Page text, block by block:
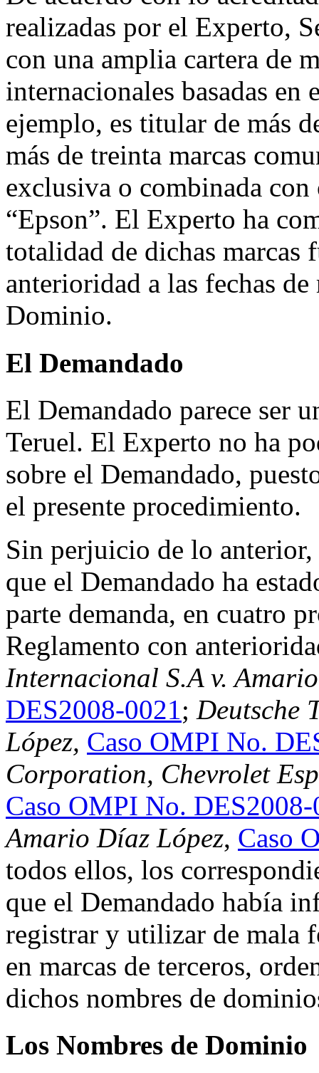
realizadas por el Experto,
con una amplia cartera de
internacionales basadas
ejemplo, es titular de más
más de treinta marcas
exclusiva o combinada
“Epson”. El Experto ha
totalidad de dichas marcas
anterioridad a las fechas
Dominio.
El Demandado
El Demandado parece ser
Teruel. El Experto no ha
sobre el Demandado,
el presente procedimiento.
Sin perjuicio de lo
que el Demandado ha
parte demanda, en cuatro
Reglamento con
Internacional S.A v.
DES2008-0021; Deutsche
López, Caso OMPI No.
Corporation, Chevrolet
Caso OMPI No.
Amario Díaz López, Caso
todos ellos, los
que el Demandado había
registrar y utilizar de mala
en marcas de terceros,
dichos nombres de
Los Nombres de Dominio